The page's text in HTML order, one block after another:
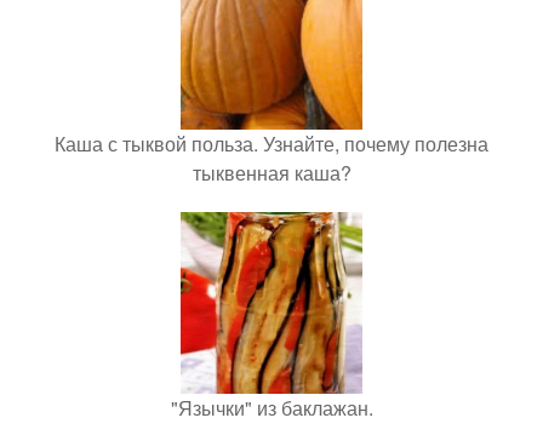
Каша с тыквой польза. Узнайте, почему полезна
тыквенная каша?
"Язычки" из баклажан.